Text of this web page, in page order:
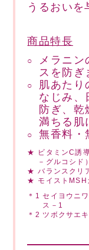
うるおいを
商品特長
メラニン
スを防ぎ
肌あたり
なじみ、
防ぎ、乾
満ちる肌
無香料・
★
ビタミンC誘
－グルコシド）
★ バランスクリ
★ モイストMSH
＊1 セイヨウニ
ス－1
＊2 ツボクサエ